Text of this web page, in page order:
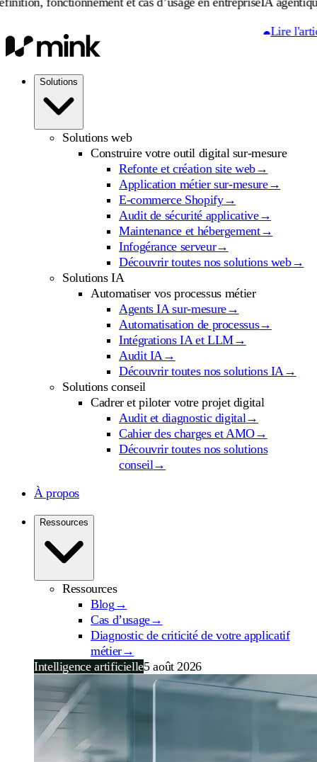
Lire l'article
Solutions
Solutions web
Construire votre outil digital sur-mesure
Refonte et création site web→
Application métier sur-mesure→
E-commerce Shopify→
Audit de sécurité applicative→
Maintenance et hébergement→
Infogérance serveur→
Découvrir toutes nos solutions web→
Solutions IA
Automatiser vos processus métier
Agents IA sur-mesure→
Automatisation de processus→
Intégrations IA et LLM→
Audit IA→
Découvrir toutes nos solutions IA→
Solutions conseil
Cadrer et piloter votre projet digital
Audit et diagnostic digital→
Cahier des charges et AMO→
Découvrir toutes nos solutions
conseil→
À propos
Ressources
Ressources
Blog →
Cas d’usage→
Diagnostic de criticité de votre applicatif
métier→
Intelligence artificielle5 août 2026